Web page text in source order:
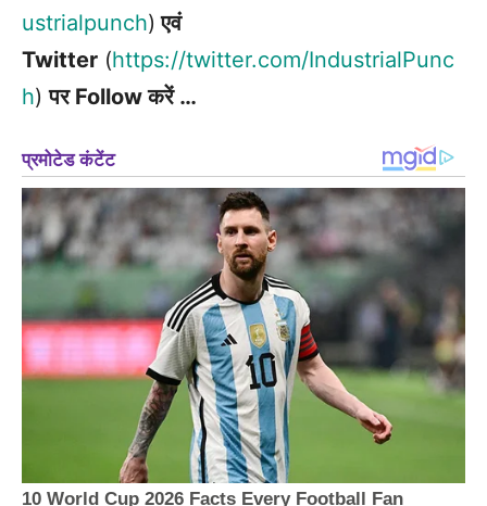
ustrialpunch) एवं
Twitter (https://twitter.com/IndustrialPunc
h)पर Follow करें …